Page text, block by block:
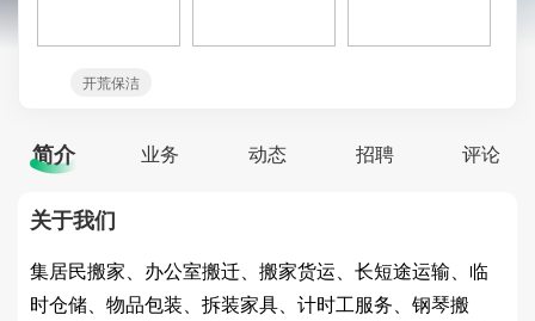
开荒保洁
简介 业务 动态 招聘 评论
关于我们
集居民搬家、办公室搬迁、搬家货运、长短途运输、临
时仓储、物品包装、拆装家具、计时工服务、钢琴搬